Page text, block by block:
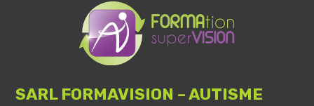
SARL FORMAVISION – AUTISME